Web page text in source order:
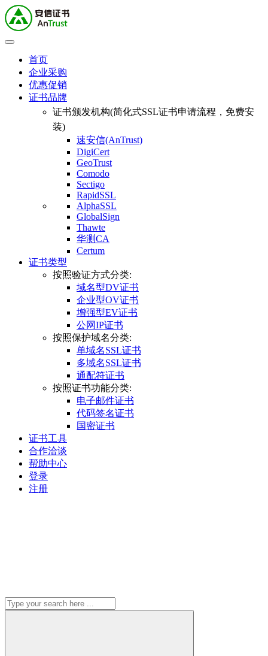
首页
企业采购
优惠促销
证书品牌
证书颁发机构(简化式SSL证书申请流程，免费安
装)
速安信(AnTrust)
DigiCert
GeoTrust
Comodo
Sectigo
RapidSSL
AlphaSSL
GlobalSign
Thawte
华测CA
Certum
证书类型
按照验证方式分类:
域名型DV证书
企业型OV证书
增强型EV证书
公网IP证书
按照保护域名分类:
单域名SSL证书
多域名SSL证书
通配符证书
按照证书功能分类:
电子邮件证书
代码签名证书
国密证书
证书工具
合作洽谈
帮助中心
登录
注册